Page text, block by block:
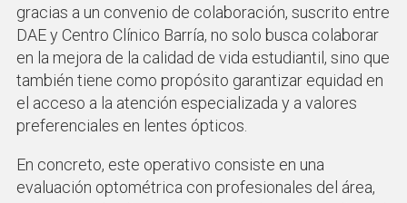
gracias a un convenio de colaboración, suscrito entre
DAE y Centro Clínico Barría, no solo busca colaborar
en la mejora de la calidad de vida estudiantil, sino que
también tiene como propósito garantizar equidad en
el acceso a la atención especializada y a valores
preferenciales en lentes ópticos.
En concreto, este operativo consiste en una
evaluación optométrica con profesionales del área,